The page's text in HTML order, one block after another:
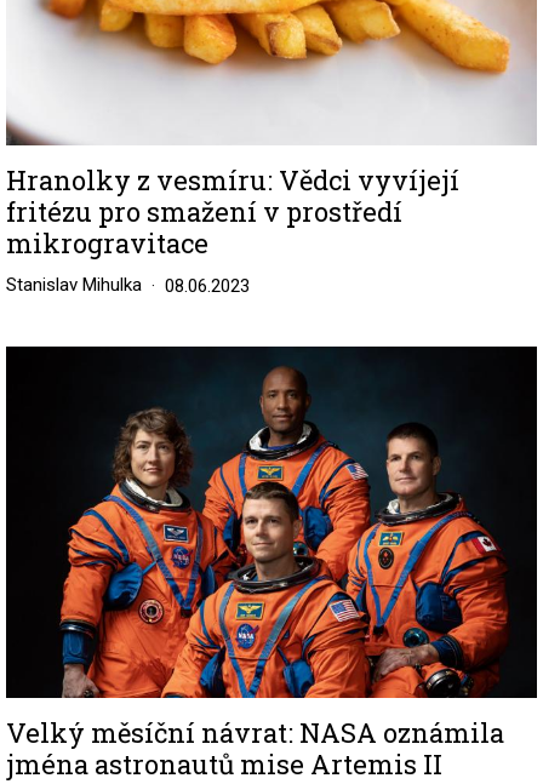
Hranolky z vesmíru: Vědci vyvíjejí
fritézu pro smažení v prostředí
mikrogravitace
Stanislav Mihulka 08.06.2023
Velký měsíční návrat: NASA oznámila
jména astronautů mise Artemis II